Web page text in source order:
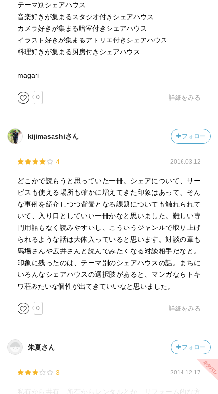
テーマ別シェアハウス
音楽好きが集まるスタジオ付きシェアハウス
カメラ好きが集まる暗室付きシェアハウス
イラスト好きが集まるアトリエ付きシェアハウス
料理好きが集まる厨房付きシェアハウス
magari
0 詳細をみる
kijimasashiさん フォロー
4 2016.03.12
どこかで読もうと思っていた一冊。シェアについて、サー
ビスも使える場所も確かに増えてきた印象はあって、そん
な事例を紹介しつつ背景となる課題についても触れられて
いて、入り口としていい一冊かなと思いました。難しい専
門用語もなく読みやすいし、こういうジャンルで取り上げ
られるような話は大体入っていると思います。対談の章も
馬場さんや広井さんと読んでみたくなる対談相手だなと。
印象に残ったのは、テーマ別のシェアハウスの話。まちに
いろんなシェアハウスの選択肢があると、マンガならトキ
ワ荘みたいな個性が出てきていいなと思いました。
0 詳細をみる
朱夏さん フォロー
3 2014.12.17
私有から共有、所有からレンタルとか、リフォーム的な方